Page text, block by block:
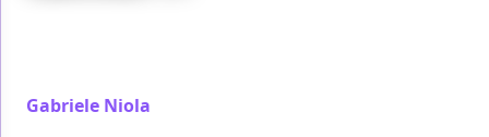
Gabriele Niola